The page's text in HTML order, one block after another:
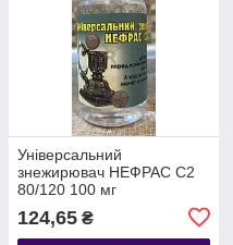
Універсальний
знежирювач НЕФРАС С2
80/120 100 мг
124,65 ₴